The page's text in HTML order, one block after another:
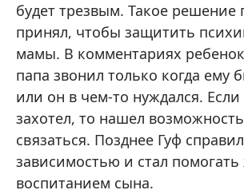
будет трезвым. Такое решение
принял, чтобы защитить
мамы. В комментариях
папа звонил только когда ему
или он в чем-то нуждался.
захотел, то нашел
связаться. Позднее Гуф
зависимостью и стал помогать
воспитанием сына.